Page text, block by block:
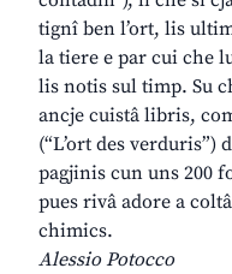
tignî ben l’ort, lis
la tiere e par cui che
lis notis sul timp. Su
ancje cuistâ libris,
(“L’ort des verduris”)
pagjinis cun uns 200
pues rivâ adore a
chimics.
Alessio Potocco